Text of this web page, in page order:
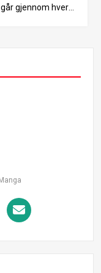
gjennom hver e
tiltrukket av Da
kjemper for rettf
med en utrolig kr
overraske deg m
en gang et proble
senere politibetje
Styrken hans
sine selv som po
i nærkamp, me
styrken i de
står overfor mons